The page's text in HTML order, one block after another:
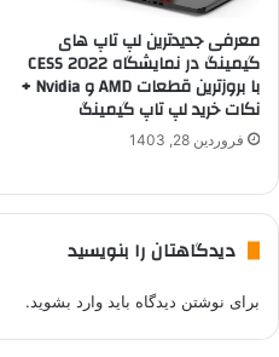
معرفی جدیدترین لپ تاپ های
گیمینگ در نمایشگاه CESS 2022
با بروزترین قطعات AMD و Nvidia +
نکات خرید لپ تاپ گیمینگ
فروردین 28, 1403
دیدگاهتان را بنویسید
برای نوشتن دیدگاه باید وارد بشوید.